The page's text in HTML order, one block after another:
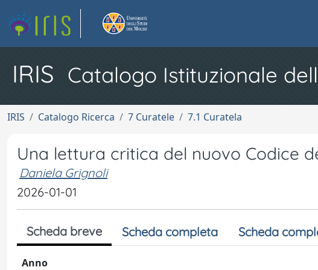
IRIS Catalogo Istituzionale
IRIS Catalogo Ricerca 7 Curatele 7.1 Curatela
Una lettura critica del nuovo Codice
Daniela Grignoli
2026-01-01
Scheda breve Scheda completa Scheda
Anno